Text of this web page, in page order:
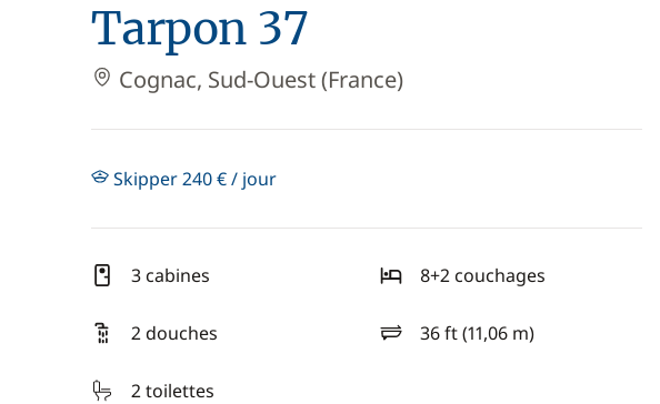
Tarpon 37
Cognac, Sud-Ouest (France)
Skipper 240 € / jour
3 cabines 8+2 couchages
2 douches 36 ft (11,06 m)
longueur
2 toilettes